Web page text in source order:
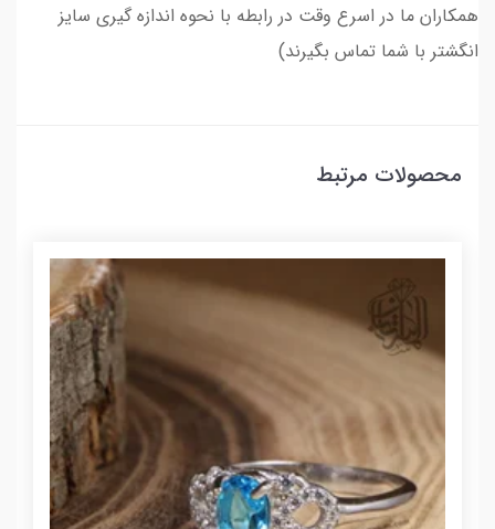
همکاران ما در اسرع وقت در رابطه با نحوه اندازه گیری سایز
انگشتر با شما تماس بگیرند)
محصولات مرتبط